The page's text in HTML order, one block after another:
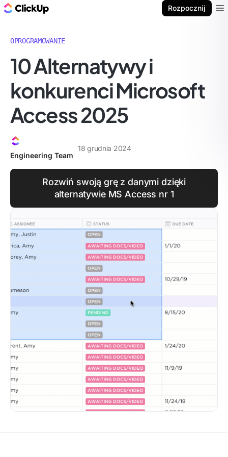
Rozpocznij
OPROGRAMOWANIE
10 Alternatywy i
konkurenci Microsoft
Access 2025
Engineering Team
18 grudnia 2024
Rozwiń swoją grę z danymi dzięki
alternatywie MS Access nr 1